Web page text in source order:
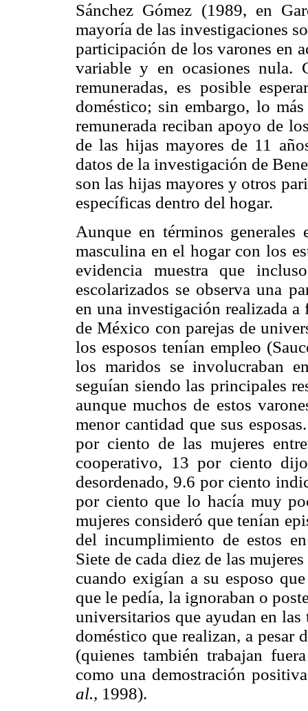
Sánchez Gómez (1989, en
mayoría de las investigaciones
participación de los varones en
variable y en ocasiones nula.
remuneradas, es posible
doméstico; sin embargo, lo
remunerada reciban apoyo de
de las hijas mayores de 11
datos de la investigación de
son las hijas mayores y otros
específicas dentro del hogar.
Aunque en términos generales
masculina en el hogar con los
evidencia muestra que
escolarizados se observa una
en una investigación realizada
de México con parejas de
los esposos tenían empleo
los maridos se involucraban
seguían siendo las principales
aunque muchos de estos
menor cantidad que sus
por ciento de las mujeres
cooperativo, 13 por ciento
desordenado, 9.6 por ciento
por ciento que lo hacía muy
mujeres consideró que tenían
del incumplimiento de estos
Siete de cada diez de las
cuando exigían a su esposo
que le pedía, la ignoraban o
universitarios que ayudan en las
doméstico que realizan, a pesar
(quienes también trabajan
como una demostración
al., 1998).